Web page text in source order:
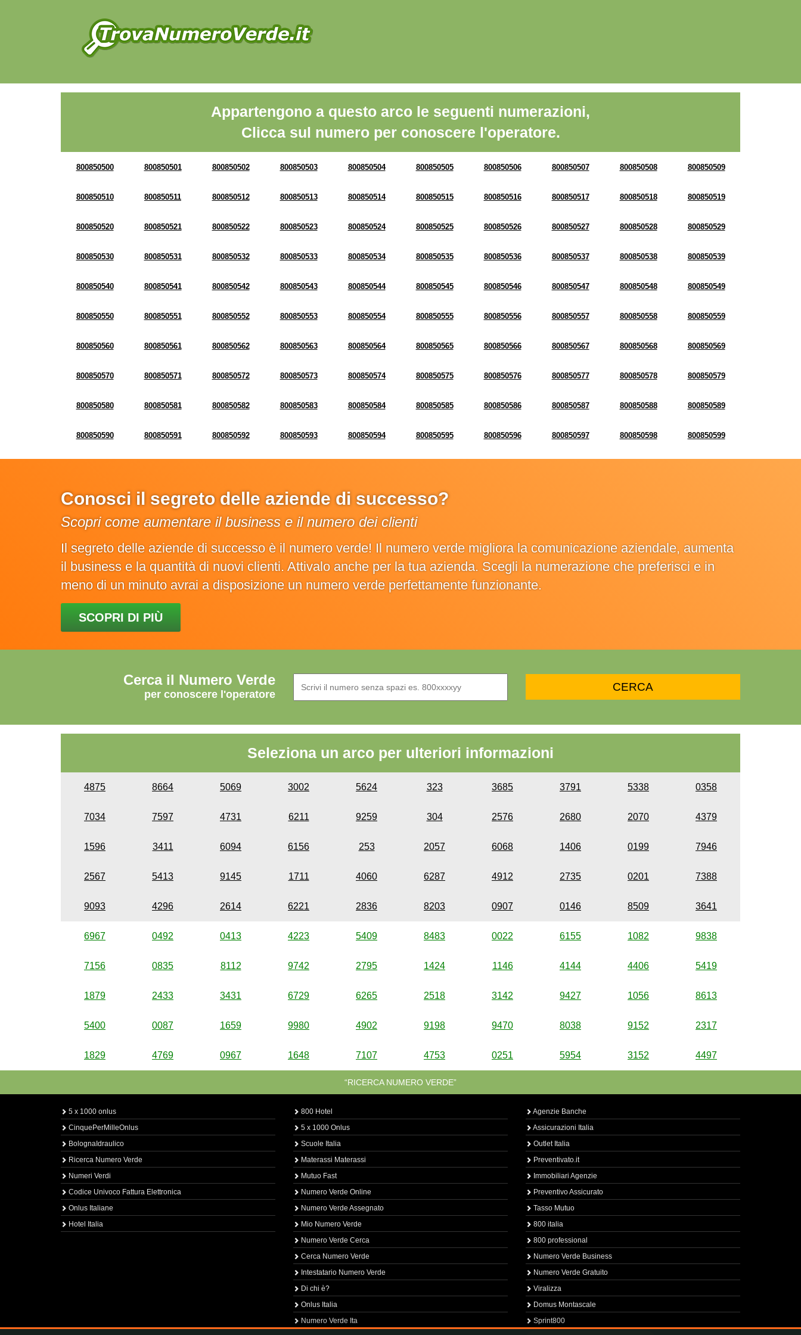
Appartengono a questo arco le seguenti numerazioni,
Clicca sul numero per conoscere l'operatore.
800850500 800850501 800850502 800850503 800850504 800850505 800850506 800850507 800850508 800850509
800850510 800850511 800850512 800850513 800850514 800850515 800850516 800850517 800850518 800850519
800850520 800850521 800850522 800850523 800850524 800850525 800850526 800850527 800850528 800850529
800850530 800850531 800850532 800850533 800850534 800850535 800850536 800850537 800850538 800850539
800850540 800850541 800850542 800850543 800850544 800850545 800850546 800850547 800850548 800850549
800850550 800850551 800850552 800850553 800850554 800850555 800850556 800850557 800850558 800850559
800850560 800850561 800850562 800850563 800850564 800850565 800850566 800850567 800850568 800850569
800850570 800850571 800850572 800850573 800850574 800850575 800850576 800850577 800850578 800850579
800850580 800850581 800850582 800850583 800850584 800850585 800850586 800850587 800850588 800850589
800850590 800850591 800850592 800850593 800850594 800850595 800850596 800850597 800850598 800850599
Conosci il segreto delle aziende di successo?
Scopri come aumentare il business e il numero dei clienti
Il segreto delle aziende di successo è il numero verde! Il numero verde migliora la comunicazione aziendale, aumenta
il business e la quantità di nuovi clienti. Attivalo anche per la tua azienda. Scegli la numerazione che preferisci e in
meno di un minuto avrai a disposizione un numero verde perfettamente funzionante.
SCOPRI DI PIÙ
Cerca il Numero Verde
per conoscere l'operatore
Seleziona un arco per ulteriori informazioni
4875 8664 5069 3002 5624 323 3685 3791 5338 0358
7034 7597 4731 6211 9259 304 2576 2680 2070 4379
1596 3411 6094 6156 253 2057 6068 1406 0199 7946
2567 5413 9145 1711 4060 6287 4912 2735 0201 7388
9093 4296 2614 6221 2836 8203 0907 0146 8509 3641
6967 0492 0413 4223 5409 8483 0022 6155 1082 9838
7156 0835 8112 9742 2795 1424 1146 4144 4406 5419
1879 2433 3431 6729 6265 2518 3142 9427 1056 8613
5400 0087 1659 9980 4902 9198 9470 8038 9152 2317
1829 4769 0967 1648 7107 4753 0251 5954 3152 4497
“RICERCA NUMERO VERDE”
5 x 1000 onlus
CinquePerMilleOnlus
BolognaIdraulico
Ricerca Numero Verde
Numeri Verdi
Codice Univoco Fattura Elettronica
Onlus Italiane
Hotel Italia
800 Hotel
5 x 1000 Onlus
Scuole Italia
Materassi Materassi
Mutuo Fast
Numero Verde Online
Numero Verde Assegnato
Mio Numero Verde
Numero Verde Cerca
Cerca Numero Verde
Intestatario Numero Verde
Di chi è?
Onlus Italia
Numero Verde Ita
Agenzie Banche
Assicurazioni Italia
Outlet Italia
Preventivato.it
Immobiliari Agenzie
Preventivo Assicurato
Tasso Mutuo
800 italia
800 professional
Numero Verde Business
Numero Verde Gratuito
Viralizza
Domus Montascale
Sprint800